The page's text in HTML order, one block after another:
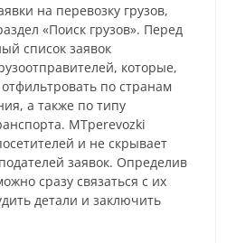
на перевозку грузов,
«Поиск грузов». Перед
список заявок
которые,
по странам
а также по типу
MTperevozki
и не скрывает
заявок. Определив
сразу связаться с их
детали и заключить